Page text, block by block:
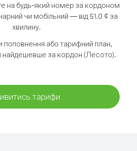
на будь-який номер за кордоном
чи мобільний — від 51.0 ¢ за
хвилину.
поповнення або тарифний план,
найдешевше за кордон (Лесото).
тарифи